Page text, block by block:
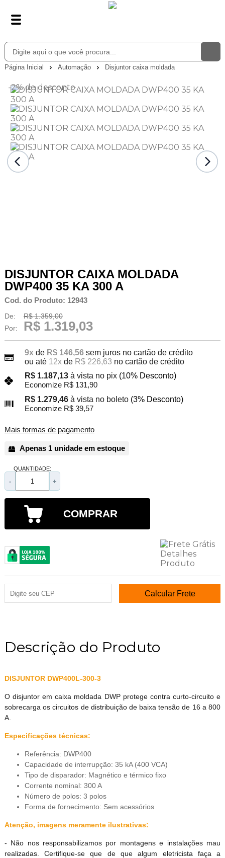
Página Inicial Automação Disjuntor caixa moldada
-2% de desconto
DISJUNTOR CAIXA MOLDADA
DWP400 35 KA 300 A
Cod. do Produto: 12943
De:
R$ 1.359,00
Por:
R$ 1.319,03
9xde R$ 146,56 sem juros no cartão de crédito
ou até 12xde R$ 226,63 no cartão de crédito
R$ 1.187,13 à vista no pix (10% Desconto)
Economize R$ 131,90
R$ 1.279,46 à vista no boleto (3% Desconto)
Economize R$ 39,57
Mais formas de pagamento
Apenas 1 unidade em estoque
QUANTIDADE:
- +
COMPRAR
Descrição do Produto
DISJUNTOR DWP400L-300-3
O disjuntor em caixa moldada DWP protege contra curto-circuito e
sobrecarga os circuitos de distribuição de baixa tensão de 16 a 800
A.
Especificações técnicas:
Referência: DWP400
Capacidade de interrupção: 35 kA (400 VCA)
Tipo de disparador: Magnético e térmico fixo
Corrente nominal: 300 A
Número de polos: 3 polos
Forma de fornecimento: Sem acessórios
Atenção, imagens meramente ilustrativas:
- Não nos responsabilizamos por montagens e instalações mau
realizadas. Certifique-se que de que algum eletricista faça a